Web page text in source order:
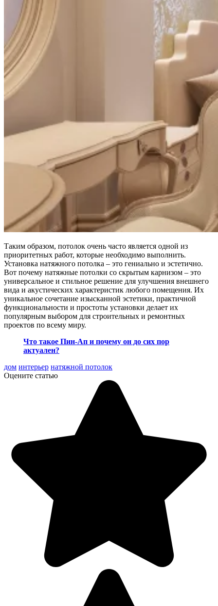
Таким образом, потолок очень часто является одной из
приоритетных работ, которые необходимо выполнить.
Установка натяжного потолка – это гениально и эстетично.
Вот почему натяжные потолки со скрытым карнизом – это
универсальное и стильное решение для улучшения внешнего
вида и акустических характеристик любого помещения. Их
уникальное сочетание изысканной эстетики, практичной
функциональности и простоты установки делает их
популярным выбором для строительных и ремонтных
проектов по всему миру.
Что такое Пин-Ап и почему он до сих пор
актуален?
дом интерьер натяжной потолок
Оцените статью